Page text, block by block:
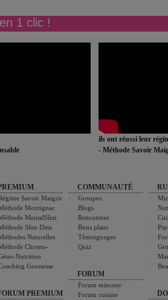
1 clic !
ils ont réussi leur
- Méthode Savoir
Savoir Maigrir
Montignac
MentalSlim
Slim Data
Naturelles
Chrono-
Nutrition
Grossesse
PREMIUM
COMMUNAUTÉ
Groupes
Blogs
Rencontres
Bons plans
Témoignages
Quiz
FORUM
Forum minceur
Forum cuisine